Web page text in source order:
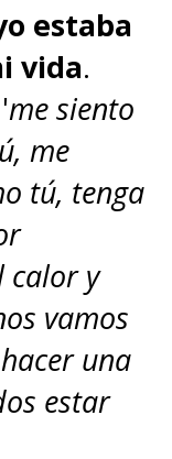
estaba
vida.
me siento
me
tú, tenga
calor y
vamos
una
estar